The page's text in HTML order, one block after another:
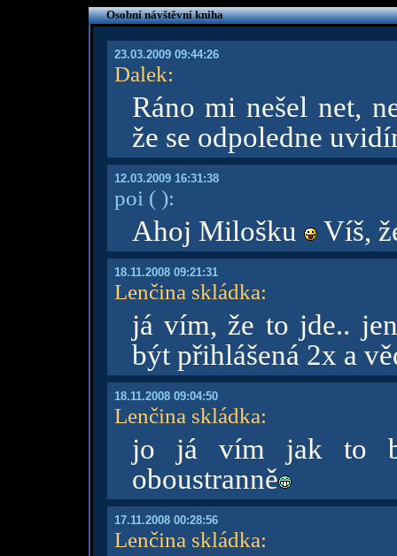
Osobní návštěvní kniha
23.03.2009 09:44:26
Dalek:
Ráno mi nešel net,
že se odpoledne
12.03.2009 16:31:38
poi ( ):
Ahoj Milošku Víš,
18.11.2008 09:21:31
Lenčina skládka:
já vím, že to jde..
být přihlášená 2x a
18.11.2008 09:04:50
Lenčina skládka:
jo já vím jak to
oboustranně
17.11.2008 00:28:56
Lenčina skládka: